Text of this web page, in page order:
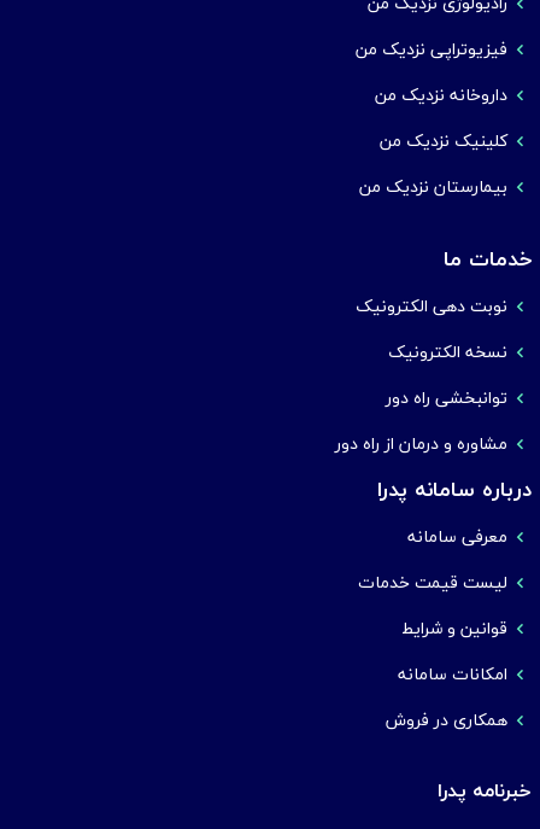
فیزیوتراپی نزدیک من
داروخانه نزدیک من
کلینیک نزدیک من
بیمارستان نزدیک من
خدمات ما
نوبت دهی الکترونیک
نسخه الکترونیک
توانبخشی راه دور
مشاوره و درمان از راه دور
درباره سامانه پدرا
معرفی سامانه
لیست قیمت خدمات
قوانین و شرایط
امکانات سامانه
همکاری در فروش
خبرنامه پدرا